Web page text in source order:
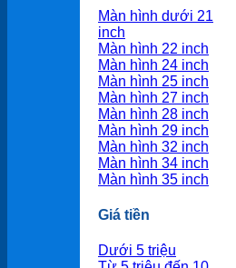
Màn hình dưới 21
inch
Màn hình 22 inch
Màn hình 24 inch
Màn hình 25 inch
Màn hình 27 inch
Màn hình 28 inch
Màn hình 29 inch
Màn hình 32 inch
Màn hình 34 inch
Màn hình 35 inch
Giá tiền
Dưới 5 triệu